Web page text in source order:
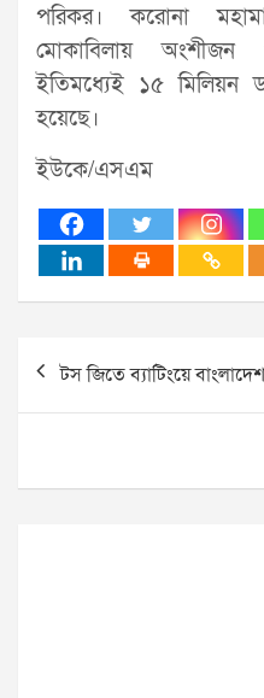
পরিকর। করোনা
মোকাবিলায়
ইতিমধ্যেই ১৫ মিলিয়ন
হয়েছে।
ইউকে/এসএম
Post
navigation
টস জিতে ব্যাটিংয়ে বাংলাদেশ